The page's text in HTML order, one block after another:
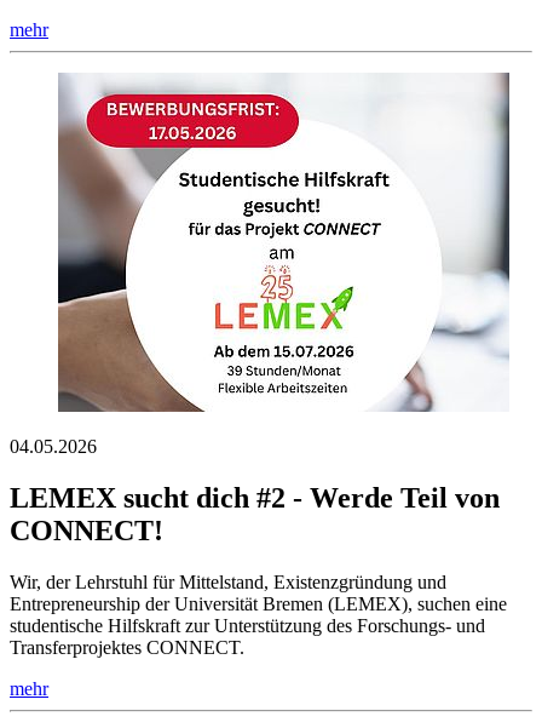
mehr
04.05.2026
LEMEX sucht dich #2 - Werde Teil von
CONNECT!
Wir, der Lehrstuhl für Mittelstand, Existenzgründung und
Entrepreneurship der Universität Bremen (LEMEX), suchen eine
studentische Hilfskraft zur Unterstützung des Forschungs- und
Transferprojektes CONNECT.
mehr